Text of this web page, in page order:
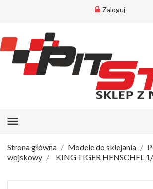
Zaloguj
menu
Strona główna Modele do sklejania
wojskowy
KING TIGER HENSCHEL